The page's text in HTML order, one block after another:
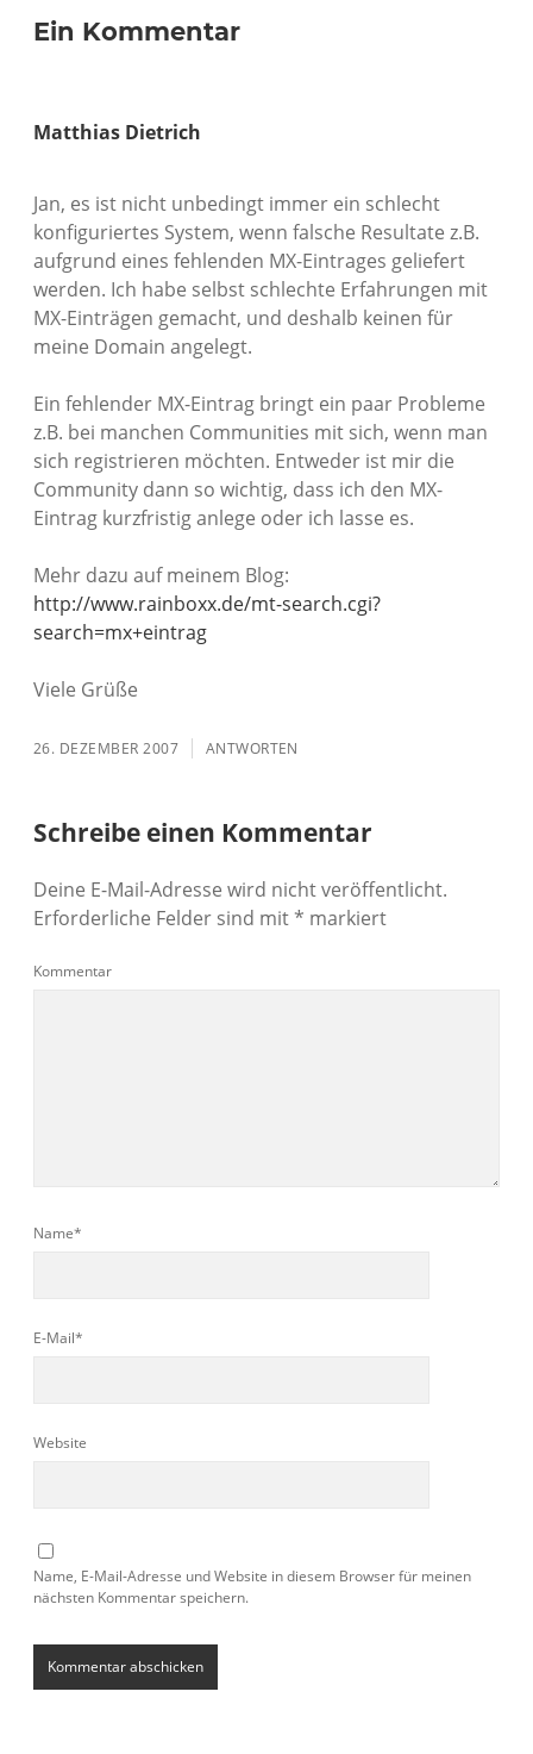
Ein Kommentar
Matthias Dietrich
Jan, es ist nicht unbedingt immer ein schlecht
konfiguriertes System, wenn falsche Resultate z.B.
aufgrund eines fehlenden MX-Eintrages geliefert
werden. Ich habe selbst schlechte Erfahrungen mit
MX-Einträgen gemacht, und deshalb keinen für
meine Domain angelegt.
Ein fehlender MX-Eintrag bringt ein paar Probleme
z.B. bei manchen Communities mit sich, wenn man
sich registrieren möchten. Entweder ist mir die
Community dann so wichtig, dass ich den MX-
Eintrag kurzfristig anlege oder ich lasse es.
Mehr dazu auf meinem Blog:
http://www.rainboxx.de/mt-search.cgi?
search=mx+eintrag
Viele Grüße
26. DEZEMBER 2007 ANTWORTEN
Schreibe einen Kommentar
Deine E-Mail-Adresse wird nicht veröffentlicht.
Erforderliche Felder sind mit* markiert
Kommentar
Name*
E-Mail*
Website
Name, E-Mail-Adresse und Website in diesem Browser für meinen
nächsten Kommentar speichern.